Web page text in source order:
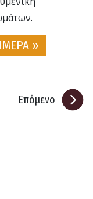
»
Επόμενο